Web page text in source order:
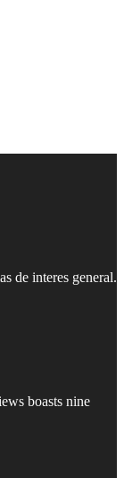
de interes general.
boasts nine